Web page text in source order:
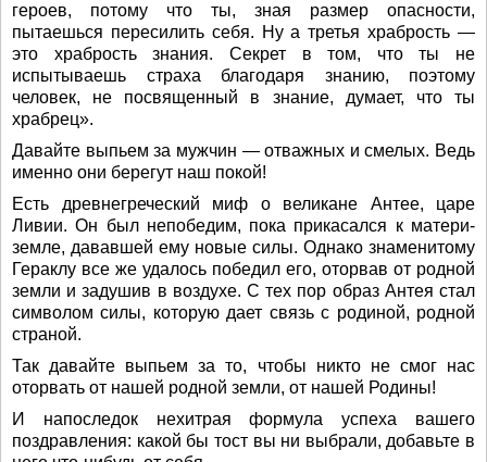
героев, потому что ты, зная размер опасности,
пытаешься пересилить себя. Ну а третья храбрость —
это храбрость знания. Секрет в том, что ты не
испытываешь страха благодаря знанию, поэтому
человек, не посвященный в знание, думает, что ты
храбрец».
Давайте выпьем за мужчин — отважных и смелых. Ведь
именно они берегут наш покой!
Есть древнегреческий миф о великане Антее, царе
Ливии. Он был непобедим, пока прикасался к матери-
земле, дававшей ему новые силы. Однако знаменитому
Гераклу все же удалось победил его, оторвав от родной
земли и задушив в воздухе. С тех пор образ Антея стал
символом силы, которую дает связь с родиной, родной
страной.
Так давайте выпьем за то, чтобы никто не смог нас
оторвать от нашей родной земли, от нашей Родины!
И напоследок нехитрая формула успеха вашего
поздравления: какой бы тост вы ни выбрали, добавьте в